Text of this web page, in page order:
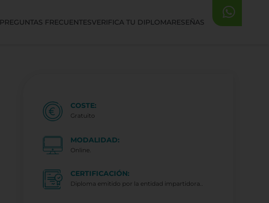
PREGUNTAS FRECUENTESVERIFICA TU DIPLOMARESEÑAS
COSTE:
Gratuito
MODALIDAD:
Online.
CERTIFICACIÓN:
Diploma emitido por la entidad impartidora..